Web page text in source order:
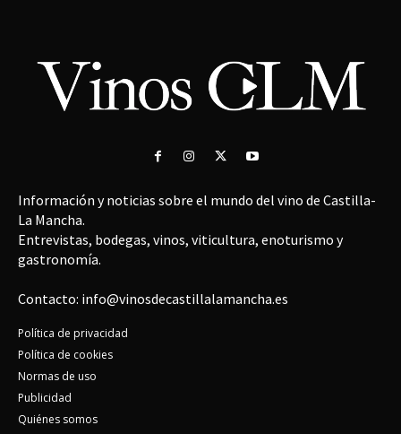
Información y noticias sobre el mundo del vino de Castilla-
La Mancha.
Entrevistas, bodegas, vinos, viticultura, enoturismo y
gastronomía.
Contacto: info@vinosdecastillalamancha.es
Política de privacidad
Política de cookies
Normas de uso
Publicidad
Quiénes somos